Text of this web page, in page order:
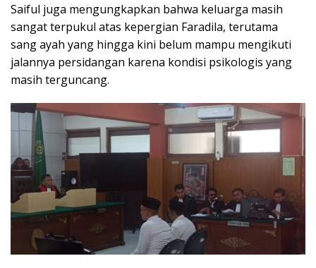
Saiful juga mengungkapkan bahwa keluarga masih
sangat terpukul atas kepergian Faradila, terutama
sang ayah yang hingga kini belum mampu mengikuti
jalannya persidangan karena kondisi psikologis yang
masih terguncang.